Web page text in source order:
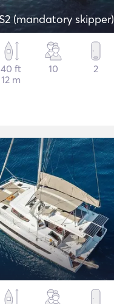
(mandatory skipper)
40 ft
12 m
10 2